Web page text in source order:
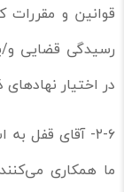
قوانین و
رسیدگی قضایی و/
در اختیار
۲-۶- آقای قفل
ما همکاری